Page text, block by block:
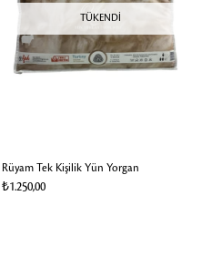
TÜKENDI
Rüyam Tek Kişilik Yün Yorgan
₺1.250,00